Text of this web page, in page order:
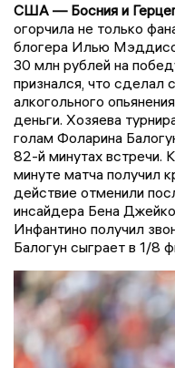
США — Босния и
огорчила не только
блогера Илью
30 млн рублей на
признался, что сделал
алкогольного
деньги. Хозяева
голам Фоларина
82-й минутах встречи.
минуте матча получил
действие отменили
инсайдера Бена
Инфантино получил
Балогун сыграет в 1/8